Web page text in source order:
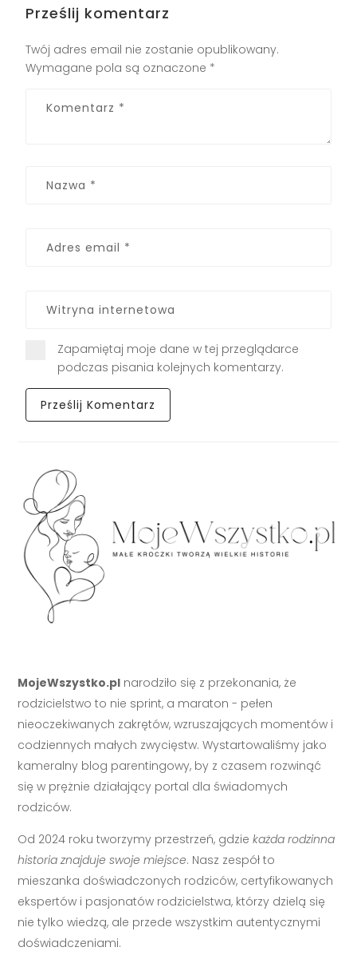
Prześlij komentarz
Twój adres email nie zostanie opublikowany.
Wymagane pola są oznaczone *
Zapamiętaj moje dane w tej przeglądarce
podczas pisania kolejnych komentarzy.
MojeWszystko.pl narodziło się z przekonania, że
rodzicielstwo to nie sprint, a maraton - pełen
nieoczekiwanych zakrętów, wzruszających momentów i
codziennych małych zwycięstw. Wystartowaliśmy jako
kameralny blog parentingowy, by z czasem rozwinąć
się w prężnie działający portal dla świadomych
rodziców.
Od 2024 roku tworzymy przestrzeń, gdziekażda rodzinna
historia znajduje swoje miejsce. Nasz zespół to
mieszanka doświadczonych rodziców, certyfikowanych
ekspertów i pasjonatów rodzicielstwa, którzy dzielą się
nie tylko wiedzą, ale przede wszystkim autentycznymi
doświadczeniami.